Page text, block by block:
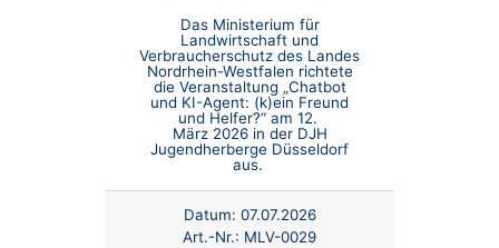
Das Ministerium für
Landwirtschaft und
Verbraucherschutz des Landes
Nordrhein-Westfalen richtete
die Veranstaltung „Chatbot
und KI-Agent: (k)ein Freund
und Helfer?“ am 12.
März 2026 in der DJH
Jugendherberge Düsseldorf
aus.
Datum: 07.07.2026
Art.-Nr.: MLV-0029